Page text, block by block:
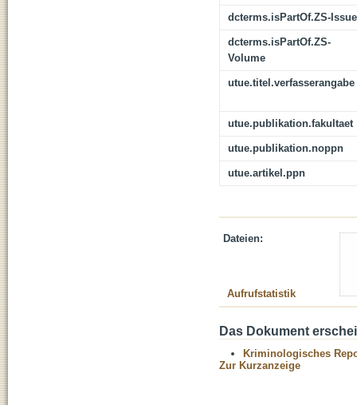
dcterms.isPartOf.ZS-Issue
dcterms.isPartOf.ZS-
Volume
utue.titel.verfasserangabe
utue.publikation.fakultaet
utue.publikation.noppn
utue.artikel.ppn
Dateien:
Aufrufstatistik
Das Dokument
Kriminologisches
Zur Kurzanzeige